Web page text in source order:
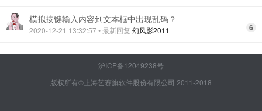
模拟按键输入内容到文本框中出现乱码？
2020-12-21 13:32:57 • 最新回复 幻风影2011 6
沪ICP备12049238号
版权所有©上海艺赛旗软件股份有限公司 2011-2018